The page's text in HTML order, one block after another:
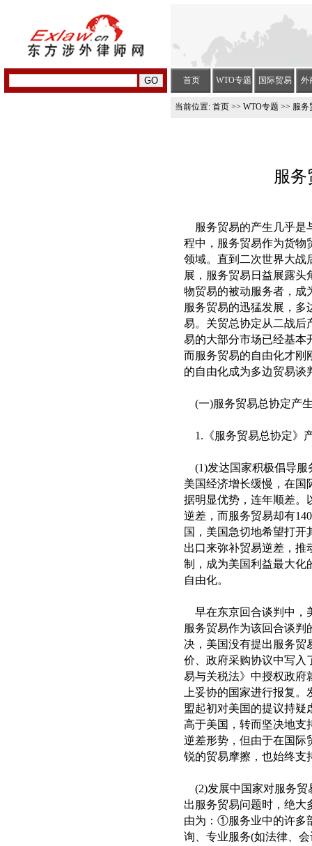
首页 WTO专题 国际贸易 外
当前位置: 首页 >> WTO专题 >> 服务
服务
服务贸易的产生几乎是
程中，服务贸易作为货物
领域。直到二次世界大战
展，服务贸易日益展露
物贸易的被动服务者，成
服务贸易的迅猛发展，
易。关贸总协定从二战后
易的大部分市场已经基本
而服务贸易的自由化才刚
的自由化成为多边贸易谈
(一)服务贸易总协定产
1.《服务贸易总协定》
(1)发达国家积极倡导服
美国经济增长缓慢，在国
据明显优势，连年顺差。
逆差，而服务贸易却有
国，美国急切地希望打
出口来弥补贸易逆差，推
制，成为美国利益最大化
自由化。
早在东京回合谈判中，
服务贸易作为该回合谈
决，美国没有提出服务贸
价、政府采购协议中写入
易与关税法》中授权政府
上妥协的国家进行报复
盟起初对美国的提议持疑
高于美国，转而坚决地支
逆差形势，但由于在国际
锐的贸易摩擦，也始终支
(2)发展中国家对服务贸
出服务贸易问题时，绝大
由为：①服务业中的许多
询、专业服务(如法律、